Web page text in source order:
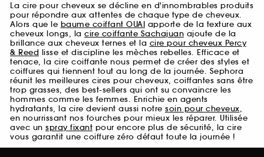
La cire pour cheveux se décline en d'innombrables produits
pour répondre aux attentes de chaque type de cheveux.
Alors que le baume coiffant OUAI apporte de la texture aux
cheveux longs, la cire coiffante Sachajuan ajoute de la
brillance aux cheveux ternes et la cire pour cheveux Percy
& Reed lisse et discipline les mèches rebelles. Efficace et
tenace, la cire coiffante nous permet de créer des styles et
coiffures qui tiennent tout au long de la journée. Sephora
réunit les meilleures cires pour cheveux, coiffantes sans être
trop grasses, des best-sellers qui ont su convaincre les
hommes comme les femmes. Enrichie en agents
hydratants, la cire devient aussi notre soin pour cheveux,
en nourrissant nos fourches pour mieux les réparer. Utilisée
avec un spray fixant pour encore plus de sécurité, la cire
vous garantit une coiffure zéro défaut toute la journée !